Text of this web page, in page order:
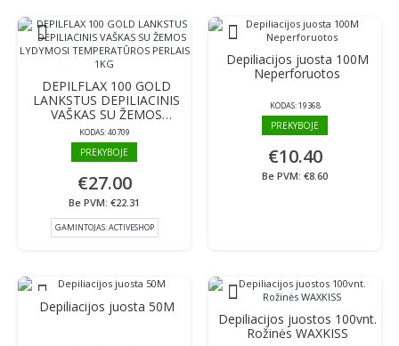
DEPILFLAX 100 GOLD
LANKSTUS DEPILIACINIS
VAŠKAS SU ŽEMOS
LYDYMOSI
TEMPERATŪROS PERLAIS
1KG
KODAS:40709
PREKYBOJE
€27.00
Be PVM: €22.31
GAMINTOJAS:ACTIVESHOP
Depiliacijos juosta 100M
Neperforuotos
KODAS:19368
PREKYBOJE
€10.40
Be PVM: €8.60
Depiliacijos juosta 50M
Depiliacijos juostos 100vnt.
Rožinės WAXKISS